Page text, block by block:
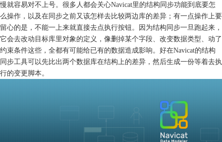
慢就容易对不上号。很多人都会关心Navicat里的结构同步功能到底要怎
么操作，以及在同步之前又该怎样去比较两边库的差异；有一点操作上要
留心的是，不能一上来就直接去点执行按钮。因为结构同步一旦跑起来，
它会去改动目标库里对象的定义，像删掉某个字段、改变数据类型、动了
约束条件这些，全都有可能给已有的数据造成影响。好在Navicat的结构
同步工具可以先比出两个数据库在结构上的差异，然后生成一份等着去执
行的变更脚本。